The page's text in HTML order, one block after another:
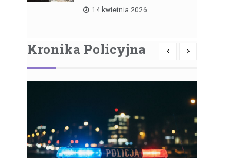
14 kwietnia 2026
Kronika Policyjna